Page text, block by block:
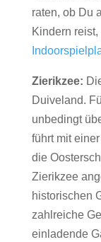
raten, ob Du
Kindern
Zierikzee:
Duiveland.
unbedingt
führt mit
die
Zierikzee
historischen
zahlreiche
einladende